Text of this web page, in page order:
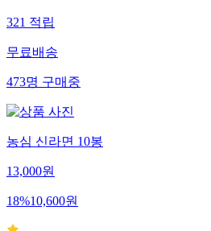
321적립
무료배송
473명구매중
농심 신라면 10봉
13,000원
18%10,600원